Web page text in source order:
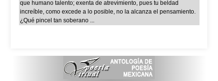
que humano talento; exenta de atrevimiento, pues tu beldad
increíble, como excede a lo posible, no la alcanza el pensamiento.
¿Qué pincel tan soberano ...